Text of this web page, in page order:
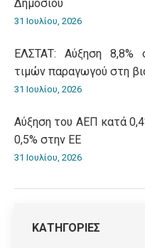
Δημοσίου
31 Ιουλίου, 2026
ΕΛΣΤΑΤ: Αύξηση 8,8%
τιμών παραγωγού στη
31 Ιουλίου, 2026
Αύξηση του ΑΕΠ κατά
0,5% στην ΕΕ
31 Ιουλίου, 2026
ΚΑΤΗΓΟΡΙΕΣ